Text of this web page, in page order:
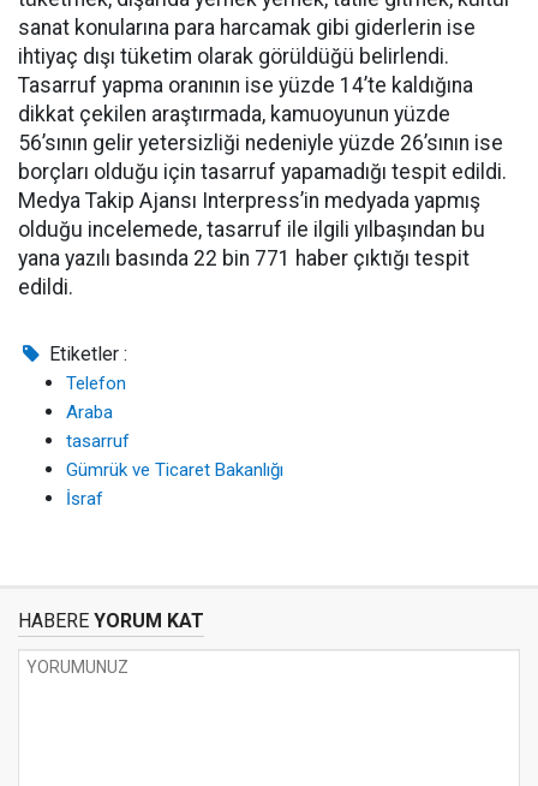
sanat konularına para harcamak gibi giderlerin ise
ihtiyaç dışı tüketim olarak görüldüğü belirlendi.
Tasarruf yapma oranının ise yüzde 14’te kaldığına
dikkat çekilen araştırmada, kamuoyunun yüzde
56’sının gelir yetersizliği nedeniyle yüzde 26’sının ise
borçları olduğu için tasarruf yapamadığı tespit edildi.
Medya Takip Ajansı Interpress’in medyada yapmış
olduğu incelemede, tasarruf ile ilgili yılbaşından bu
yana yazılı basında 22 bin 771 haber çıktığı tespit
edildi.
Etiketler :
Telefon
Araba
tasarruf
Gümrük ve Ticaret Bakanlığı
İsraf
HABERE YORUM KAT